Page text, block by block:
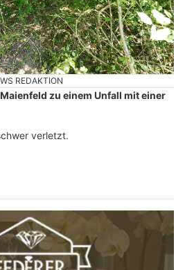
REDAKTION
zu einem Unfall mit einer
verletzt.